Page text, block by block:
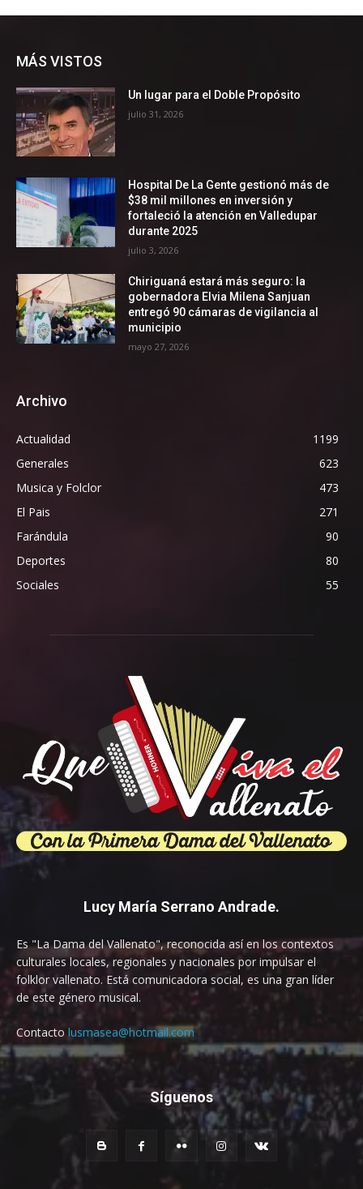
MÁS VISTOS
Un lugar para el Doble Propósito
julio 31, 2026
Hospital De La Gente gestionó más de
$38 mil millones en inversión y
fortaleció la atención en Valledupar
durante 2025
julio 3, 2026
Chiriguaná estará más seguro: la
gobernadora Elvia Milena Sanjuan
entregó 90 cámaras de vigilancia al
municipio
mayo 27, 2026
Archivo
Actualidad
1199
Generales
623
Musica y Folclor
473
El Pais
271
Farándula
90
Deportes
80
Sociales
55
Lucy María Serrano Andrade.
Es "La Dama del Vallenato", reconocida así en los contextos
culturales locales, regionales y nacionales por impulsar el
folklor vallenato. Está comunicadora social, es una gran líder
de este género musical.
Contacto lusmasea@hotmail.com
Síguenos